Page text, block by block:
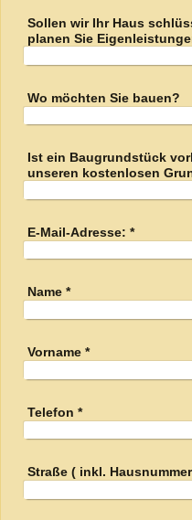
Sollen wir Ihr Haus
planen Sie
Wo möchten Sie bauen?
Ist ein Baugrundstück
unseren kostenlosen
E-Mail-Adresse: *
Name*
Vorname*
Telefon *
Straße ( inkl.